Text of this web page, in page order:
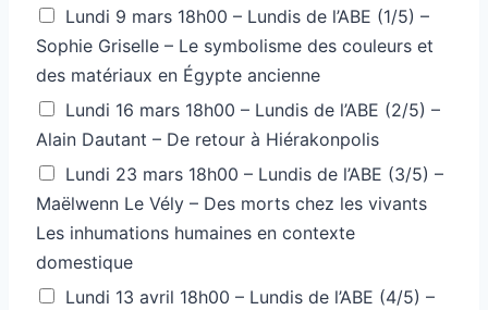
Lundi 9 mars 18h00 – Lundis de l’ABE (1/5) –
Sophie Griselle – Le symbolisme des couleurs et
des matériaux en Égypte ancienne
Lundi 16 mars 18h00 – Lundis de l’ABE (2/5) –
Alain Dautant – De retour à Hiérakonpolis
Lundi 23 mars 18h00 – Lundis de l’ABE (3/5) –
Maëlwenn Le Vély – Des morts chez les vivants
Les inhumations humaines en contexte
domestique
Lundi 13 avril 18h00 – Lundis de l’ABE (4/5) –